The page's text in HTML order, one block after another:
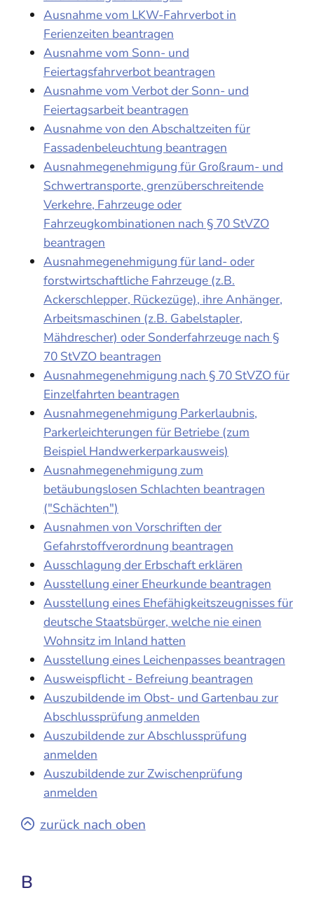
Ausnahme vom LKW-Fahrverbot in
Ferienzeiten beantragen
Ausnahme vom Sonn- und
Feiertagsfahrverbot beantragen
Ausnahme vom Verbot der Sonn- und
Feiertagsarbeit beantragen
Ausnahme von den Abschaltzeiten für
Fassadenbeleuchtung beantragen
Ausnahmegenehmigung für Großraum- und
Schwertransporte, grenzüberschreitende
Verkehre, Fahrzeuge oder
Fahrzeugkombinationen nach § 70 StVZO
beantragen
Ausnahmegenehmigung für land- oder
forstwirtschaftliche Fahrzeuge (z.B.
Ackerschlepper, Rückezüge), ihre Anhänger,
Arbeitsmaschinen (z.B. Gabelstapler,
Mähdrescher) oder Sonderfahrzeuge nach §
70 StVZO beantragen
Ausnahmegenehmigung nach § 70 StVZO für
Einzelfahrten beantragen
Ausnahmegenehmigung Parkerlaubnis,
Parkerleichterungen für Betriebe (zum
Beispiel Handwerkerparkausweis)
Ausnahmegenehmigung zum
betäubungslosen Schlachten beantragen
("Schächten")
Ausnahmen von Vorschriften der
Gefahrstoffverordnung beantragen
Ausschlagung der Erbschaft erklären
Ausstellung einer Eheurkunde beantragen
Ausstellung eines Ehefähigkeitszeugnisses für
deutsche Staatsbürger, welche nie einen
Wohnsitz im Inland hatten
Ausstellung eines Leichenpasses beantragen
Ausweispflicht - Befreiung beantragen
Auszubildende im Obst- und Gartenbau zur
Abschlussprüfung anmelden
Auszubildende zur Abschlussprüfung
anmelden
Auszubildende zur Zwischenprüfung
anmelden
zurück nach oben
B